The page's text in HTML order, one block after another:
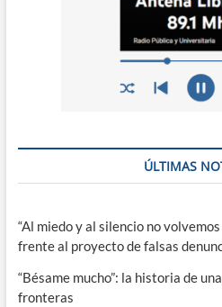
ÚLTIMAS
“Al miedo y al silencio no
frente al proyecto de falsas
“Bésame mucho”: la historia de
fronteras